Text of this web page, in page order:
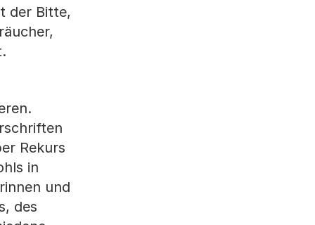
der Bitte,
Rekurs
in
und
des